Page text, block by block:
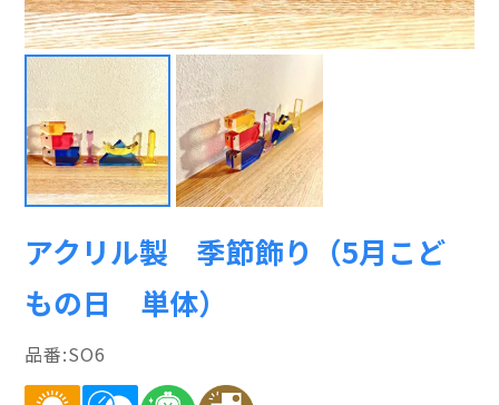
アクリル製 季節飾り（5月こど
もの日 単体）
SO6